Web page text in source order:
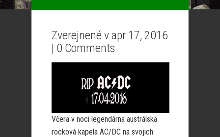
Zverejnené v apr 17, 2016
| 0 Comments
Včera v noci legendárna austrálska
rocková kapela AC/DC na svojich